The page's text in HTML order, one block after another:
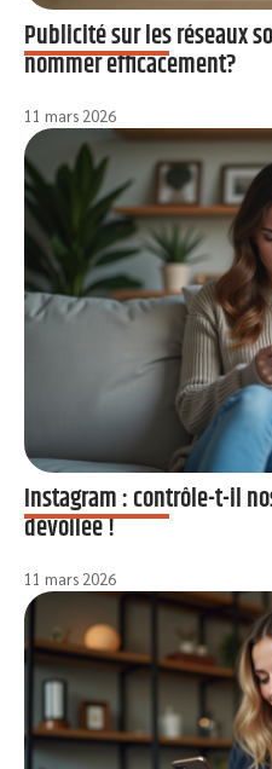
Publicité sur les réseaux
nommer efficacement?
11 mars 2026
Instagram : contrôle-t-il
dévoilée !
11 mars 2026